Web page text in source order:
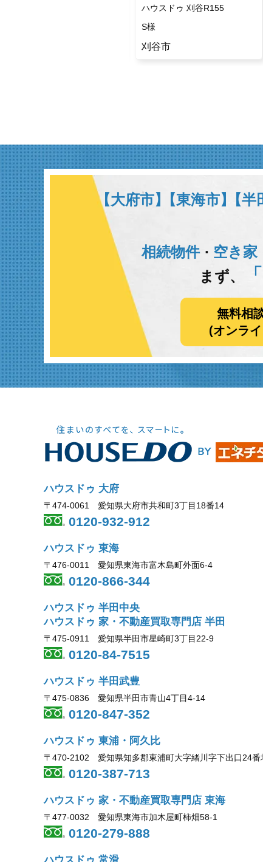
ハウスドゥ 刈谷R155
S様
刈谷市
【大府市】 【東海市】 【半
相続物件･ 空き家
まず、
無料相
(オンラ
ハウスドゥ 大府
〒474-0061 愛知県大府市共和町3丁目18番14
0120-932-912
ハウスドゥ 東海
〒476-0011 愛知県東海市富木島町外面6-4
0120-866-344
ハウスドゥ 半田中央
ハウスドゥ 家・不動産買取専門店 半田
〒475-0911 愛知県半田市星崎町3丁目22-9
0120-84-7515
ハウスドゥ 半田武豊
〒475-0836 愛知県半田市青山4丁目4-14
0120-847-352
ハウスドゥ 東浦・阿久比
〒470-2102 愛知県知多郡東浦町大字緒川字下出口24番
0120-387-713
ハウスドゥ 家・不動産買取専門店 東海
〒477-0032 愛知県東海市加木屋町柿畑58-1
0120-279-888